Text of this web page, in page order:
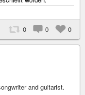
0 0 0
and guitarist.